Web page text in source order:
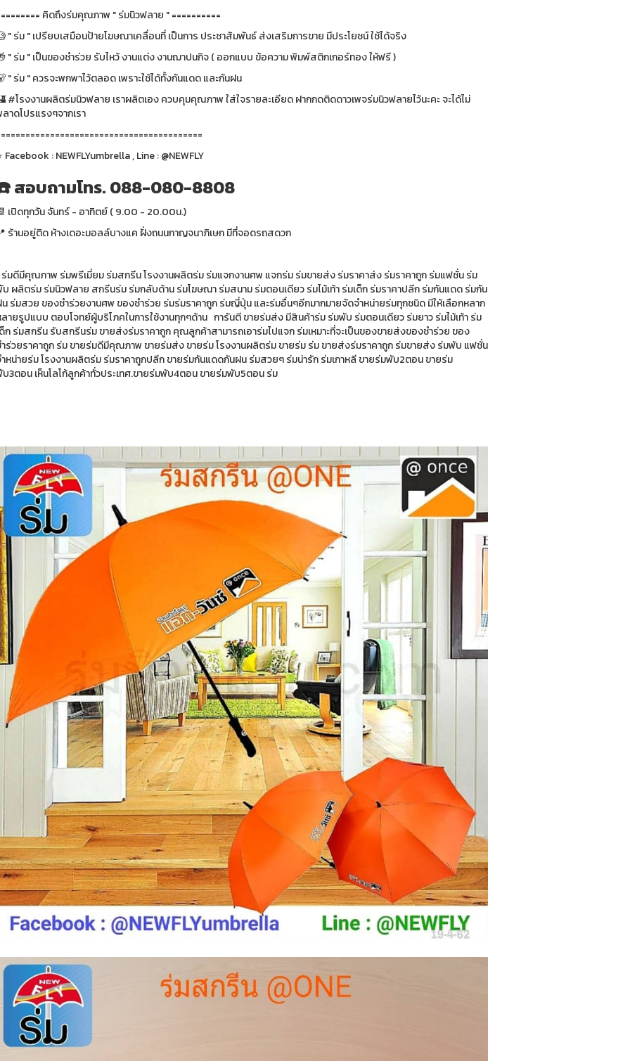
คิดถึงร่มคุณภาพ " ร่มนิวฟลาย " ==========
" ร่ม " เปรียบเสมือนป้ายโฆษณาเคลื่อนที่ เป็นการ ประชาสัมพันธ์ ส่งเสริมการขาย มีประโยชน์ ใช้ได้จริง
" ร่ม " เป็นของชำร่วย รับไหว้ งานแต่ง งานฌาปนกิจ ( ออกแบบ ข้อความ พิมพ์สติกเกอร์ทอง ให้ฟรี )
" ร่ม " ควรจะพกพาไว้ตลอด เพราะใช้ได้ทั้งกันแดด และกันฝน
#โรงงานผลิตร่มนิวฟลาย เราผลิตเอง ควบคุมคุณภาพ ใส่ใจรายละเอียด ฝากกดติดดาวเพจร่มนิวฟลายไว้นะคะ จะได้ไม่
าดโปรแรงๆจากเรา
Facebook : NEWFLYumbrella , Line : @NEWFLY
สอบถามโทร. 088-080-8808
เปิดทุกวัน จันทร์ - อาทิตย์ ( 9.00 - 20.00น.)
ร้านอยู่ติด ห้างเดอะมอลล์บางแค ฝั่งถนนกาญจนาภิเษก มีที่จอดรถสดวก
มดีมีคุณภาพ ร่มพรีเมี่ยม ร่มสกรีน โรงงานผลิตร่ม ร่มแจกงานศพ แจกร่ม ร่มขายส่ง ร่มราคาส่ง ร่มราคาถูก ร่มแฟชั่น ร่ม
ผลิตร่ม ร่มนิวฟลาย สกรีนร่ม ร่มกลับด้าน ร่มโฆษณา ร่มสนาม ร่มตอนเดียว ร่มไม้เท้า ร่มเด็ก ร่มราคาปลีก ร่มกันแดด ร่มกัน
ร่มสวย ของชำร่วยงานศพ ของชำร่วย ร่มร่มราคาถูก ร่มญี่ปุ่น และร่มอื่นๆอีกมากมายจัดจำหน่ายร่มทุกชนิด มีให้เลือกหลาก
ายรูปแบบ ตอบโจทย์ผู้บริโภคในการใช้งานทุกๆด้าน การันตี ขายร่มส่ง มีสินค้าร่ม ร่มพับ ร่มตอนเดียว ร่มยาว ร่มไม้เท้า ร่ม
ก ร่มสกรีน รับสกรีนร่ม ขายส่งร่มราคาถูก คุณลูกค้าสามารถเอาร่มไปแจก ร่มเหมาะที่จะเป็นของขายส่งของชำร่วย ของ
ร่วยราคาถูก ร่ม ขายร่มดีมีคุณภาพ ขายร่มส่ง ขายร่ม โรงงานผลิตร่ม ขายร่ม ร่ม ขายส่งร่มราคาถูก ร่มขายส่ง ร่มพับ แฟชั่น
หน่ายร่ม โรงงานผลิตร่ม ร่มราคาถูกปลีก ขายร่มกันแดดกันฝน ร่มสวยๆ ร่มน่ารัก ร่มเกาหลี ขายร่มพับ2ตอน ขายร่ม
3ตอน เห็นโลโก้ลูกค้าทั่วประเทศ.ขายร่มพับ4ตอน ขายร่มพับ5ตอน ร่ม